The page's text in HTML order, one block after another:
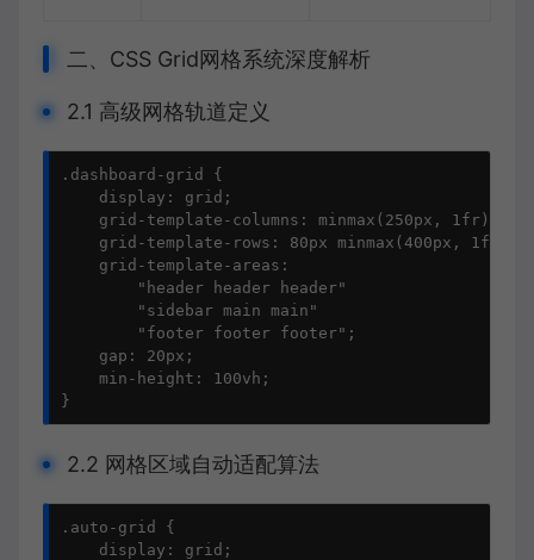
二、CSS Grid网格系统深度解析
2.1 高级网格轨道定义
.dashboard-grid {
    display: grid;
grid-template-columns: minmax(250px, 1fr)
grid-template-rows: 80px minmax(400px, 1fr)
    grid-template-areas:
        "header header header"
        "sidebar main main"
        "footer footer footer";
    gap: 20px;
    min-height: 100vh;
}
2.2 网格区域自动适配算法
.auto-grid {
    display: grid;